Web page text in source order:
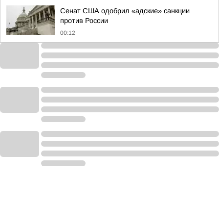
Сенат США одобрил «адские» санкции
против России
00:12